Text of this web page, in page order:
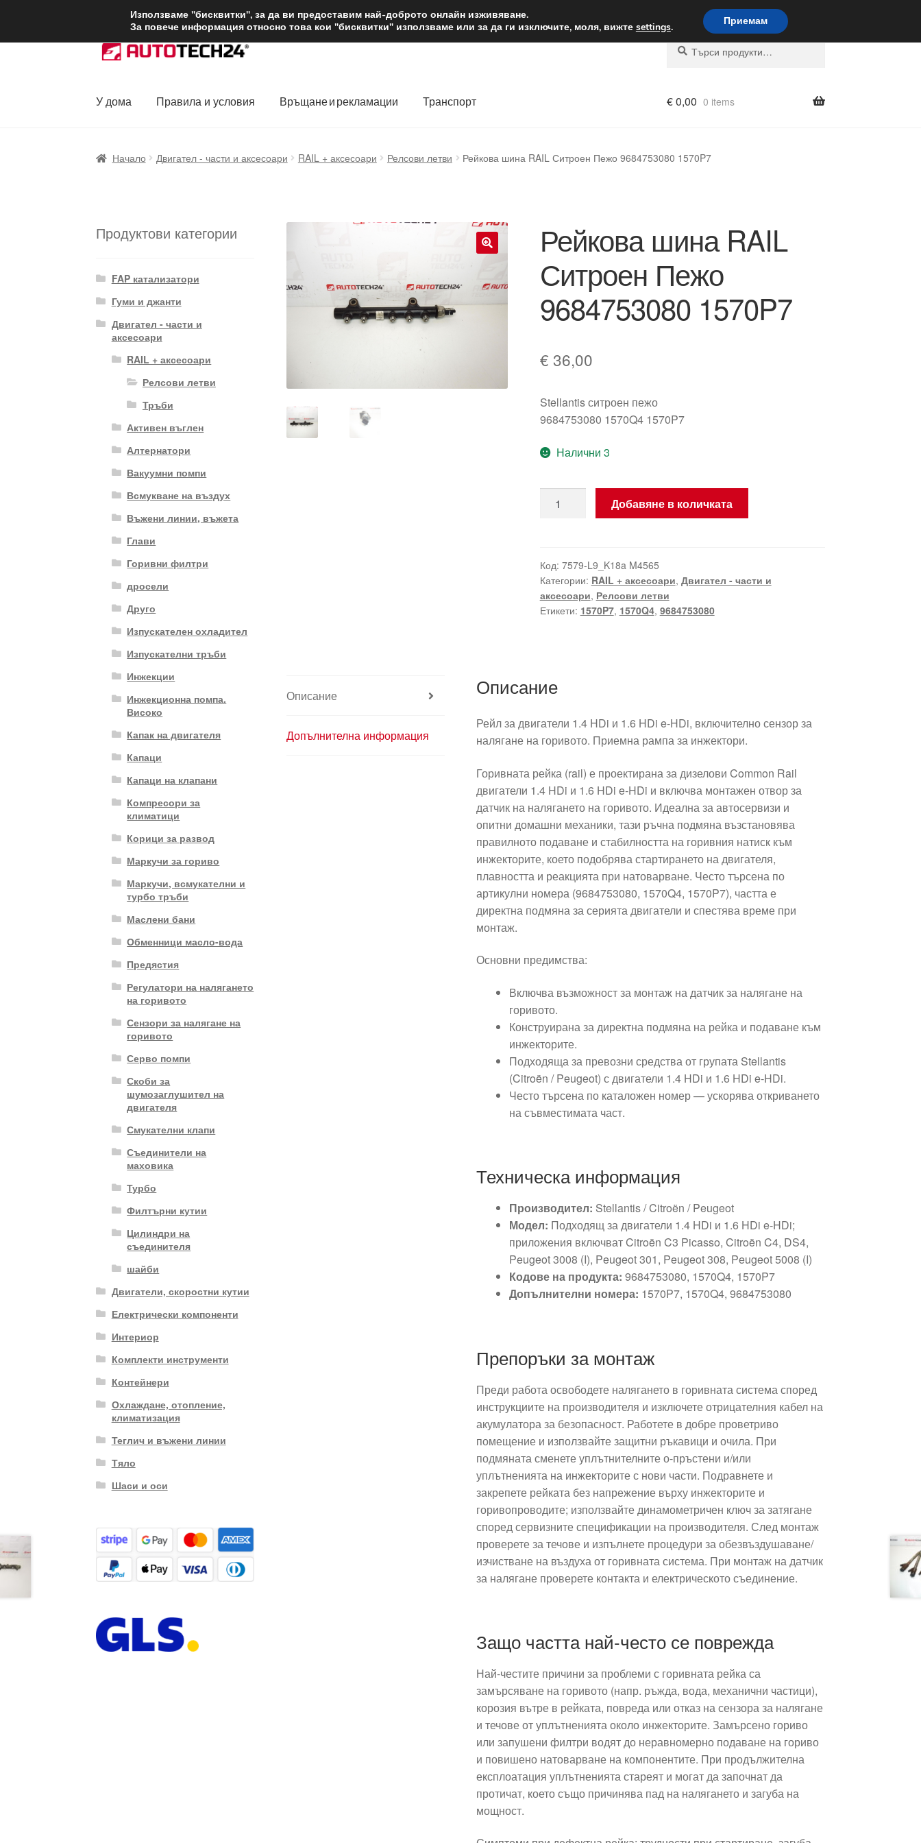
ДОСТАВКА от 12 лв. Доставка по целия свят
Skip
to
Skip
to
Търсене
Търсене
У дома Правила и условия Връщане и рекламации Транспорт €0,00 0 items
Начало Двигател - части и аксесоари RAIL + аксесоари Релсови летви Рейкова шина RAIL Ситроен Пежо 9684753080 1570P7
Рейкова шина RAIL
Ситроен Пежо
9684753080 1570P7
€ 36,00
Stellantis ситроен пежо
9684753080 1570Q4 1570P7
Налични 3
RAIL
Ситроен
Пежо
9684753080
Добавяне в количката
Код: 7579-L9_K18a M4565
Категории: RAIL + аксесоари, Двигател - части и
аксесоари, Релсови летви
Етикети: 1570P7, 1570Q4, 9684753080
Описание
Допълнителна информация
Описание
Рейл за двигатели 1.4 HDi и 1.6 HDi e-HDi, включително сензор за
налягане на горивото. Приемна рампа за инжектори.
Горивната рейка (rail) е проектирана за дизелови Common Rail
двигатели 1.4 HDi и 1.6 HDi e‑HDi и включва монтажен отвор за
датчик на налягането на горивото. Идеална за автосервизи и
опитни домашни механики, тази ръчна подмяна възстановява
правилното подаване и стабилността на горивния натиск към
инжекторите, което подобрява стартирането на двигателя,
плавността и реакцията при натоварване. Често търсена по
артикулни номера (9684753080, 1570Q4, 1570P7), частта е
директна подмяна за серията двигатели и спестява време при
монтаж.
Основни предимства:
Включва възможност за монтаж на датчик за налягане на
горивото.
Конструирана за директна подмяна на рейка и подаване към
инжекторите.
Подходяща за превозни средства от групата Stellantis
(Citroën / Peugeot) с двигатели 1.4 HDi и 1.6 HDi e‑HDi.
Често търсена по каталожен номер — ускорява откриването
на съвместимата част.
Техническа информация
Производител: Stellantis / Citroën / Peugeot
Модел: Подходящ за двигатели 1.4 HDi и 1.6 HDi e‑HDi;
приложения включват Citroën C3 Picasso, Citroën C4, DS4,
Peugeot 3008 (I), Peugeot 301, Peugeot 308, Peugeot 5008 (I)
Кодове на продукта: 9684753080, 1570Q4, 1570P7
Допълнителни номера: 1570P7, 1570Q4, 9684753080
Препоръки за монтаж
Преди работа освободете налягането в горивната система според
инструкциите на производителя и изключете отрицателния кабел на
акумулатора за безопасност. Работете в добре проветриво
помещение и използвайте защитни ръкавици и очила. При
подмяната сменете уплътнителните о-пръстени и/или
уплътненията на инжекторите с нови части. Подравнете и
закрепете рейката без напрежение върху инжекторите и
горивопроводите; използвайте динамометричен ключ за затягане
според сервизните спецификации на производителя. След монтаж
проверете за течове и изпълнете процедури за обезвъздушаване/
изчистване на въздуха от горивната система. При монтаж на датчик
за налягане проверете контакта и електрическото съединение.
Защо частта най-често се поврежда
Най-честите причини за проблеми с горивната рейка са
замърсяване на горивото (напр. ръжда, вода, механични частици),
корозия вътре в рейката, повреда или отказ на сензора за налягане
и течове от уплътненията около инжекторите. Замърсено гориво
или запушени филтри водят до неравномерно подаване на гориво
и повишено натоварване на компонентите. При продължителна
експлоатация уплътненията стареят и могат да започнат да
протичат, което също причинява пад на налягането и загуба на
мощност.
Продуктови категории
FAP катализатори
Гуми и джанти
Двигател - части и
аксесоари
RAIL + аксесоари
Релсови летви
Тръби
Активен въглен
Алтернатори
Вакуумни помпи
Всмукване на въздух
Въжени линии, въжета
Глави
Горивни филтри
дросели
Друго
Изпускателен охладител
Изпускателни тръби
Инжекции
Инжекционна помпа.
Високо
Капак на двигателя
Капаци
Капаци на клапани
Компресори за
климатици
Корици за развод
Маркучи за гориво
Маркучи, всмукателни и
турбо тръби
Маслени бани
Обменници масло-вода
Предястия
Регулатори на налягането
на горивото
Сензори за налягане на
горивото
Серво помпи
Скоби за
шумозаглушител на
двигателя
Смукателни клапи
Съединители на
маховика
Турбо
Филтърни кутии
Цилиндри на
съединителя
шайби
Двигатели, скоростни кутии
Електрически компоненти
Интериор
Комплекти инструменти
Контейнери
Охлаждане, отопление,
климатизация
Теглич и въжени линии
Тяло
Шаси и оси
Използваме "бисквитки", за да ви предоставим най-доброто онлайн изживяване.
За повече информация относно това кои "бисквитки" използваме или за да ги изключите, моля, вижте settings. Приемам